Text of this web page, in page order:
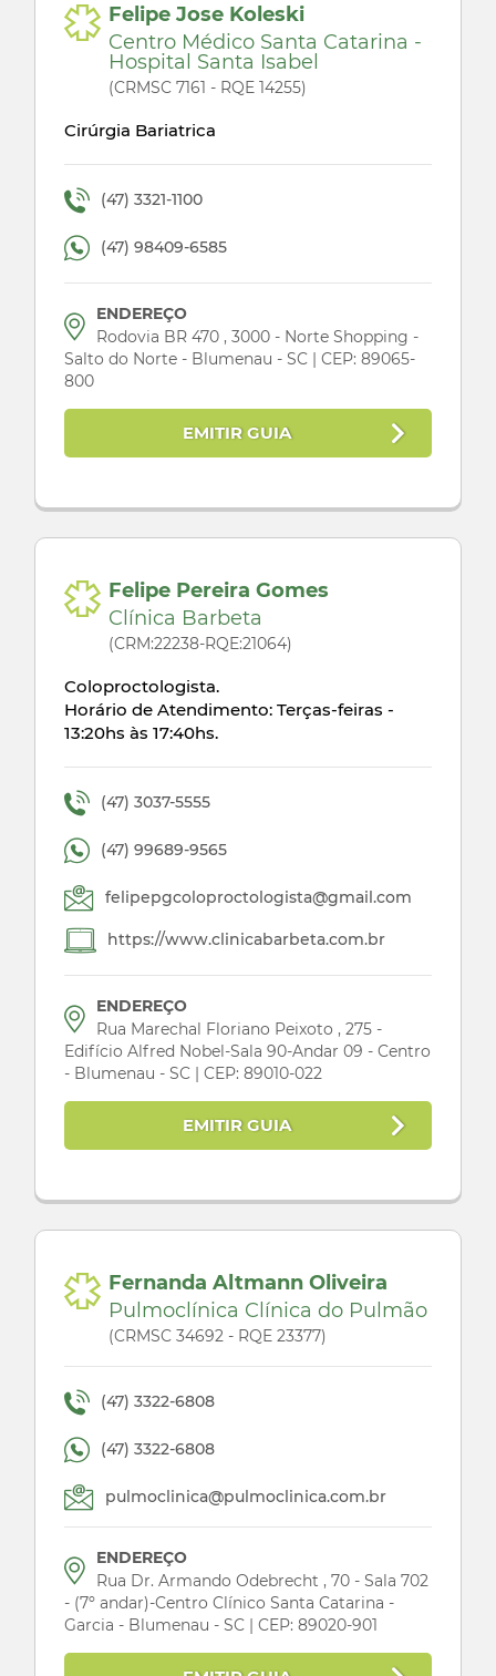
Felipe Jose Koleski
Centro Médico Santa Catarina -
Hospital Santa Isabel
(CRMSC 7161 - RQE 14255)
Cirúrgia Bariatrica
(47) 3321-1100
(47) 98409-6585
ENDEREÇO
Rodovia BR 470 , 3000 - Norte Shopping -
Salto do Norte - Blumenau - SC | CEP: 89065-
800
EMITIR GUIA
Felipe Pereira Gomes
Clínica Barbeta
(CRM:22238-RQE:21064)
Coloproctologista.
Horário de Atendimento: Terças-feiras -
13:20hs às 17:40hs.
(47) 3037-5555
(47) 99689-9565
felipepgcoloproctologista@gmail.com
https://www.clinicabarbeta.com.br
ENDEREÇO
Rua Marechal Floriano Peixoto , 275 -
Edifício Alfred Nobel-Sala 90-Andar 09 - Centro
- Blumenau - SC | CEP: 89010-022
EMITIR GUIA
Fernanda Altmann Oliveira
Pulmoclínica Clínica do Pulmão
(CRMSC 34692 - RQE 23377)
(47) 3322-6808
(47) 3322-6808
pulmoclinica@pulmoclinica.com.br
ENDEREÇO
Rua Dr. Armando Odebrecht , 70 - Sala 702
- (7º andar)-Centro Clínico Santa Catarina -
Garcia - Blumenau - SC | CEP: 89020-901